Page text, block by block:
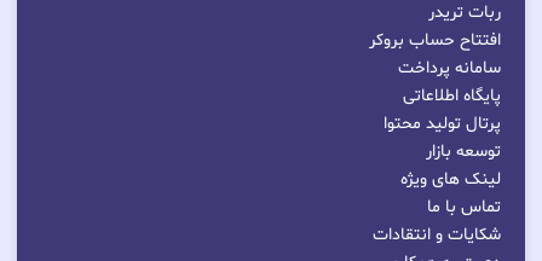
ربات تریدر
افتتاح حساب بروکر
سامانه پرداخت
پایگاه اطلاعاتی
پرتال تولید محتوا
توسعه بازار
لینک های ویژه
تماس با ما
شکایات و انتقادات